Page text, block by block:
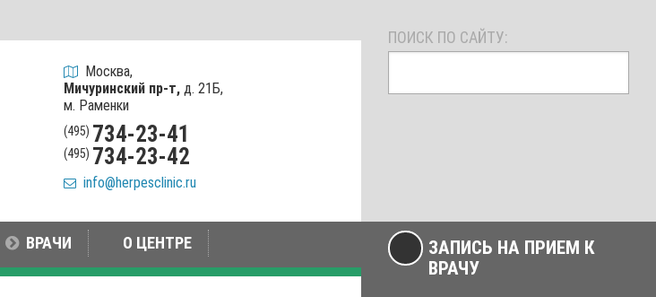
Москва,
Мичуринский пр-т, д. 21Б,
м. Раменки
(495) 734-23-41
(495) 734-23-42
info@herpesclinic.ru
ПОИСК ПО САЙТУ:
ВРАЧИ О ЦЕНТРЕ
ЗАПИСЬ НА ПРИЕМ К
ВРАЧУ